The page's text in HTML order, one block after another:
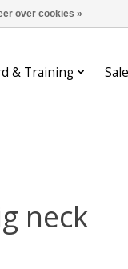
& Training
neck
over cookies »